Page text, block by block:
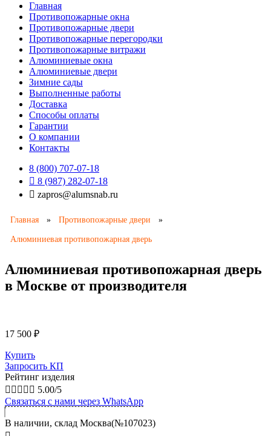
Главная
Противопожарные окна
Противопожарные двери
Противопожарные перегородки
Противопожарные витражи
Алюминиевые окна
Алюминиевые двери
Зимние сады
Выполненные работы
Доставка
Способы оплаты​
Гарантии
О компании
Контакты
8 (800) 707-07-18
8 (987) 282-07-18
zapros@alumsnab.ru
Главная » Противопожарные двери »
Алюминиевая противопожарная дверь
Алюминиевая противопожарная дверь
в Москве от производителя
17 500 ₽
Купить
Запросить КП
Рейтинг изделия
     5.00/5
Связаться с нами через WhatsApp
В наличии, склад Москва(№107023)